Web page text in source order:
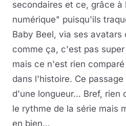
secondaires et ce, grâce à
numérique" puisqu'ils
Baby Beel, via ses avatars
comme ça, c'est pas
mais ce n'est rien
dans l'histoire. Ce
d'une longueur... Bref, rien
le rythme de la série mais
en bien...